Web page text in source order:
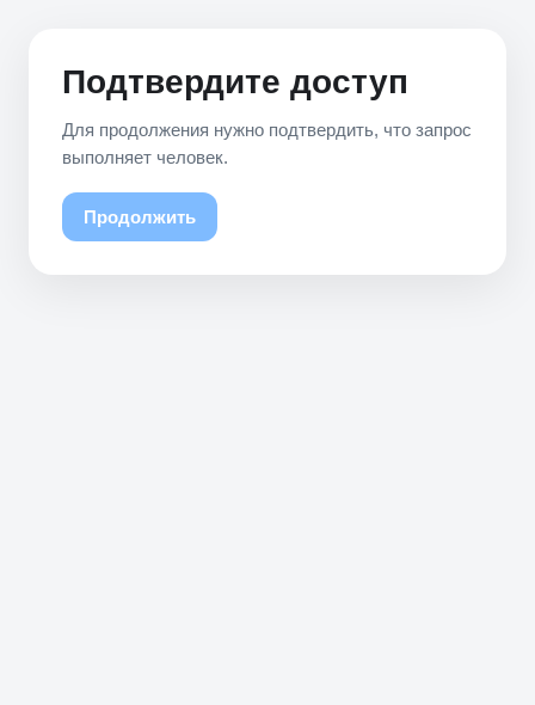
Подтвердите доступ
Для продолжения нужно подтвердить, что запрос
выполняет человек.
Продолжить